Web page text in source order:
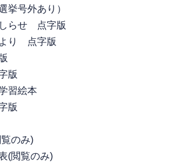
挙号外あり）
らせ 点字版
り 点字版
版
習絵本
版
のみ)
(閲覧のみ)